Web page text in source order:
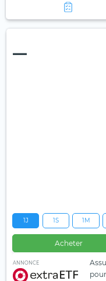
—
1J 1S 1M
Acheter
ANNONCE